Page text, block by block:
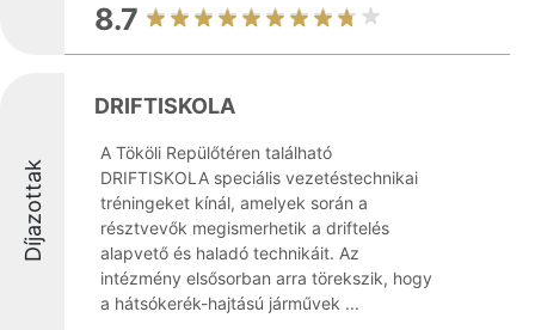
8.7
Díjazottak
DRIFTISKOLA
A Tököli Repülőtéren található
DRIFTISKOLA speciális vezetéstechnikai
tréningeket kínál, amelyek során a
résztvevők megismerhetik a driftelés
alapvető és haladó technikáit. Az
intézmény elsősorban arra törekszik, hogy
a hátsókerék-hajtású járművek ...